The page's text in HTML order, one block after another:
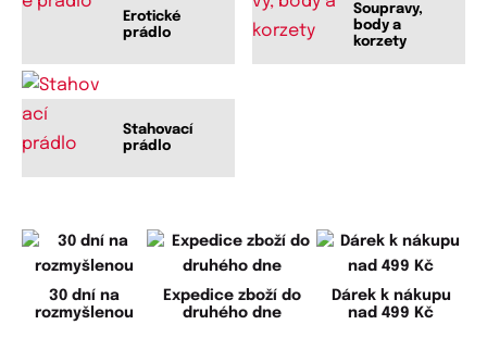
Erotické
prádlo
Soupravy,
body a
korzety
Stahovací
prádlo
30 dní na
rozmyšlenou
Expedice zboží do
druhého dne
Dárek k nákupu
nad 499 Kč